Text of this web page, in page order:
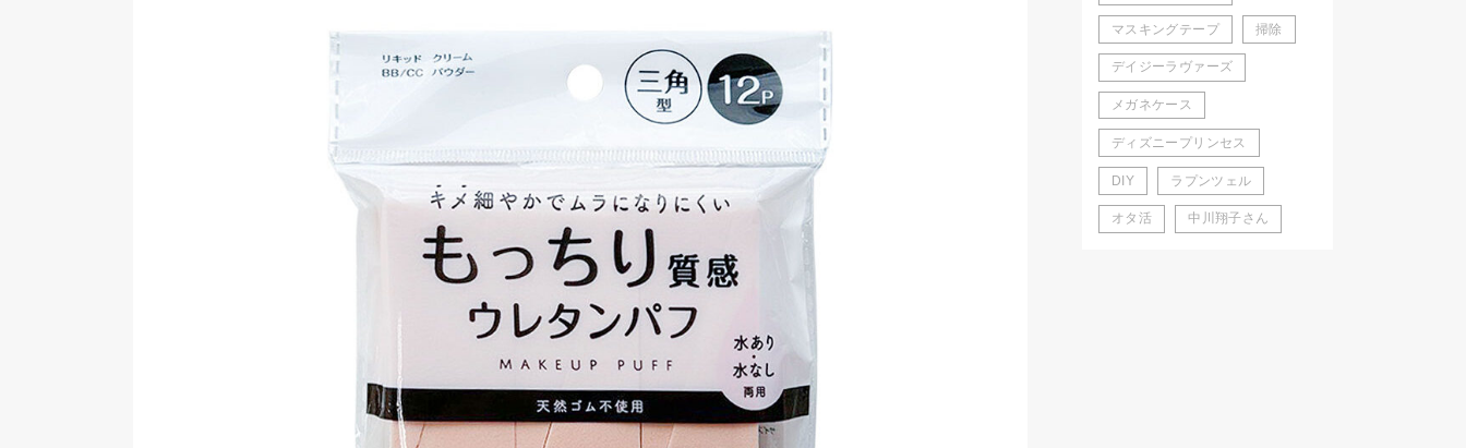
マスキングテープ 掃除
デイジーラヴァーズ
メガネケース
ディズニープリンセス
DIY ラプンツェル
オタ活 中川翔子さん